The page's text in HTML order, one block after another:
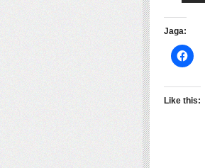
Jaga:
Like this: